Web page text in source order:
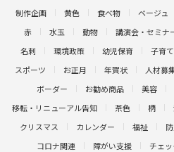
制作企画 黄色 食べ物 ベージュ
赤 水玉 動物 講演会・セミナ
名刺 環境政策 幼児保育 子育
スポーツ お正月 年賀状 人材募
ボーダー お勧め商品 美容
移転・リニューアル告知 茶色 柄
クリスマス カレンダー 福祉
コロナ関連 障がい支援 チェッ